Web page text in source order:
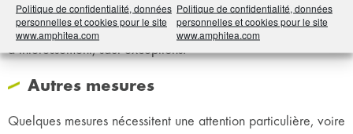
Politique de confidentialité, données
personnelles et cookies pour le site
www.amphitea.com
Politique de confidentialité, données
personnelles et cookies pour le site
www.amphitea.com
L’exonération de toutes cotisations et d’impôts est cependant
subordonnée à la mise en place par l’entreprise d’un accord
d’intéressement, sauf exceptions.
Autres mesures
Quelques mesures nécessitent une attention particulière, voire